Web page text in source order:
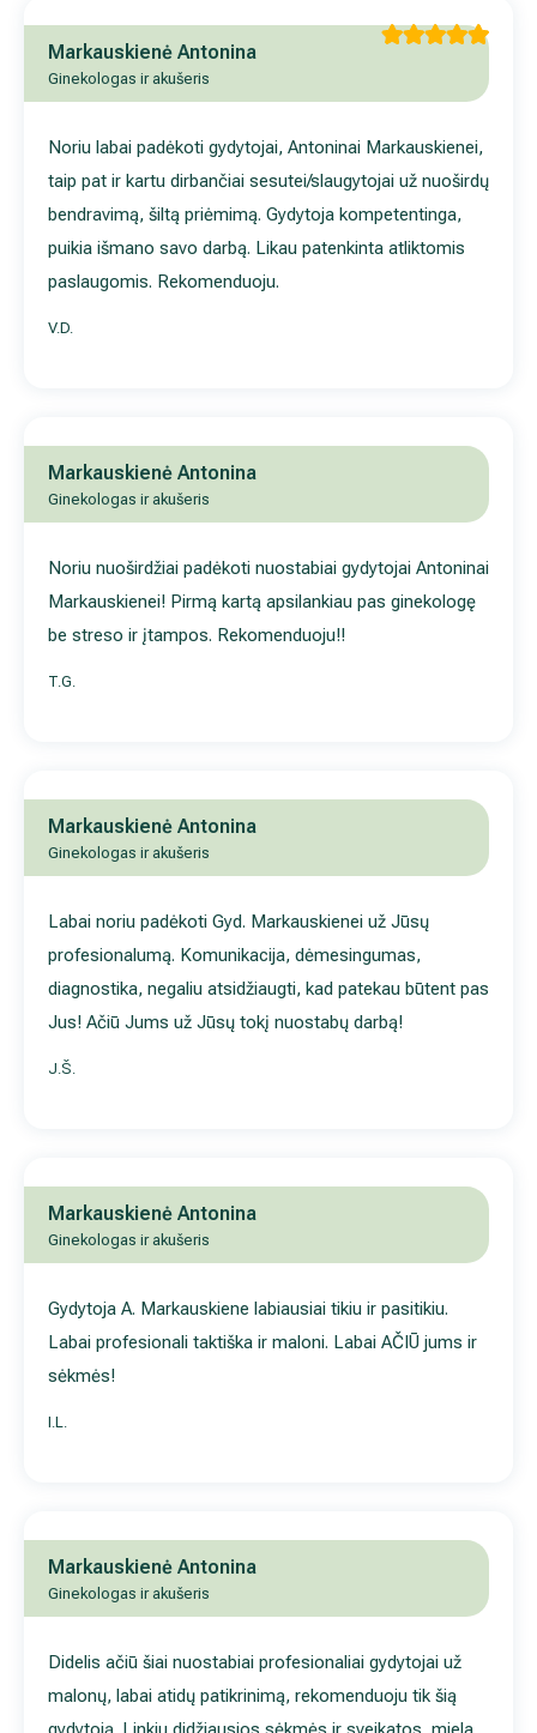
Markauskienė Antonina
Ginekologas ir akušeris
Noriu labai padėkoti gydytojai, Antoninai Markauskienei, taip
ir kartu dirbančiai sesutei/slaugytojai už nuoširdų bendravimą,
šiltą priėmimą. Gydytoja kompetentinga, puikia išmano savo
darbą. Likau patenkinta atliktomis paslaugomis.
V.D.
Ginekologas ir akušeris
Markauskienei! Pirmą kartą apsilankiau pas ginekologę be
ir įtampos. Rekomenduoju!!
Ginekologas ir akušeris
profesionalumą. Komunikacija, dėmesingumas, diagnostika,
negaliu atsidžiaugti, kad patekau būtent pas Jus! Ačiū Jums už
Jūsų tokį nuostabų darbą!
Ginekologas ir akušeris
profesionali taktiška ir maloni. Labai AČIŪ jums ir sėkmės!
Didelis ačiū šiai nuostabiai profesionaliai gydytojai už malonų,
didžiausios sėkmės ir sveikatos, miela gydytoja.